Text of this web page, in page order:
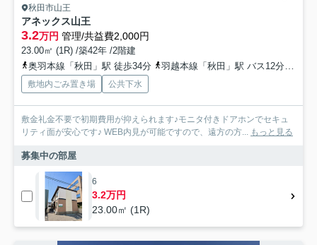
秋田市山王
アネックス山王
3.2万円 管理/共益費2,000円
23.00㎡ (1R) /築42年 /2階建
奥羽本線「秋田」駅 徒歩34分
羽越本線「秋田」駅 バス12分 秋田中央交通「県庁市役所前（秋田県）」 停歩6分
敷地内ごみ置き場 公共下水
敷金礼金不要で初期費用が抑えられます♪モニタ付きドアホンでセキュ
リティ面が安心です♪ WEB内見が可能ですので、遠方の方... もっと見る
募集中の部屋
6
3.2万円
23.00㎡ (1R)